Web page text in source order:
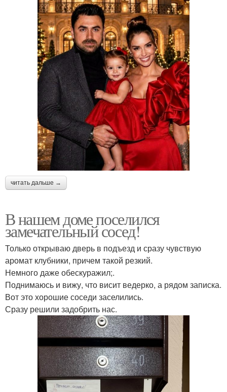
читать дальше →
В нашем доме поселился
замечательный сосед!
Только открываю дверь в подъезд и сразу чувствую
аромат клубники, причем такой резкий.
Немного даже обескуражил;.
Поднимаюсь и вижу, что висит ведерко, а рядом записка.
Вот это хорошие соседи заселились.
Сразу решили задобрить нас.